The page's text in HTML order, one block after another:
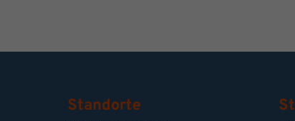
Standorte